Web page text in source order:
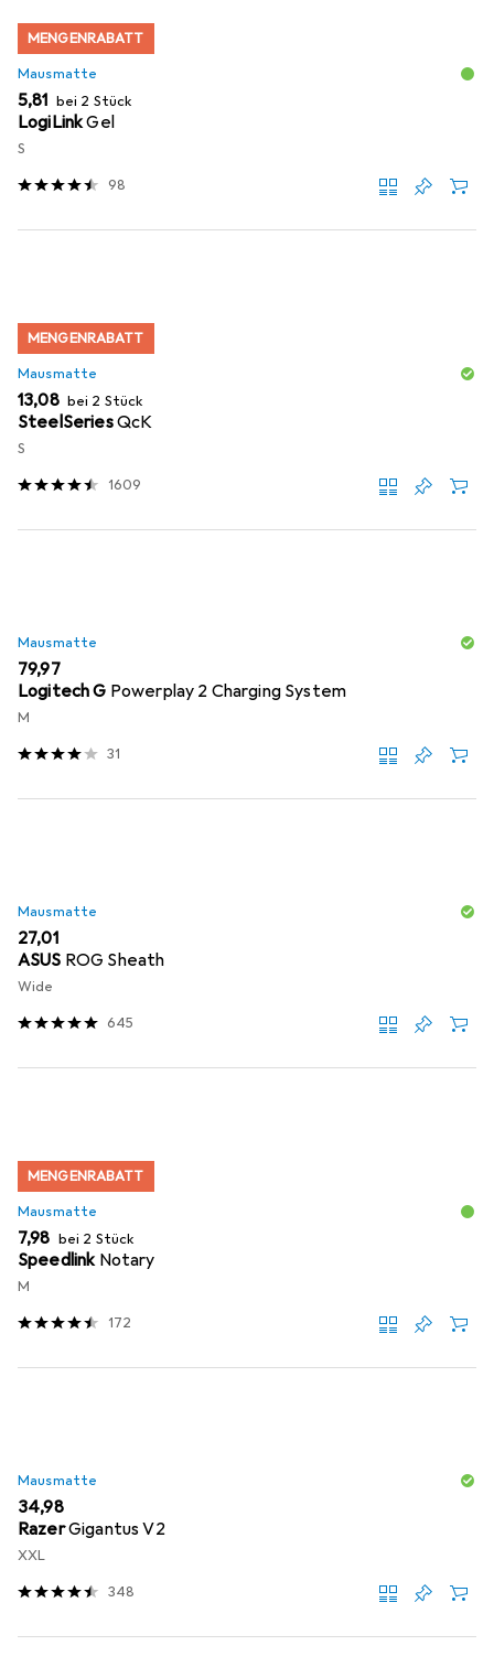
MENGENRABATT
Mausmatte
EUR
5,81 bei 2 Stück
LogiLinkGel
S
98
MENGENRABATT
Mausmatte
EUR
13,08 bei 2 Stück
SteelSeriesQcK
S
1609
Mausmatte
EUR
79,97
Logitech G Powerplay 2 Charging System
M
31
Mausmatte
EUR
27,01
ASUS ROG Sheath
Wide
645
MENGENRABATT
Mausmatte
EUR
7,98 bei 2 Stück
Speedlink Notary
M
172
Mausmatte
EUR
34,98
RazerGigantus V2
XXL
348